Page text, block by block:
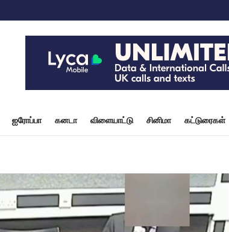
ஐரோப்பா கனடா விளையாட்டு சினிமா கட்டுரைகள்